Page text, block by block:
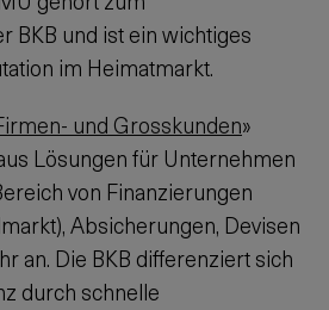
BKB und ist ein wichtiges
im Heimatmarkt.
und Grosskunden»
Lösungen für Unternehmen
von Finanzierungen
Absicherungen, Devisen
an. Die BKB differenziert sich
durch schnelle